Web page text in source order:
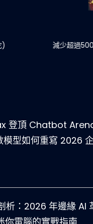
獎組合，提高中獎率
登頂 Chatbot
模型如何重寫 2026
析：2026 年邊緣 AI